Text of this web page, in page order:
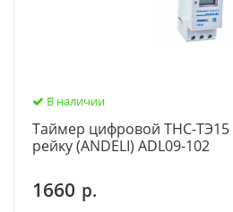
В наличии
Таймер цифровой THC-ТЭ15
рейку (ANDELI) ADL09-102
1660 р.